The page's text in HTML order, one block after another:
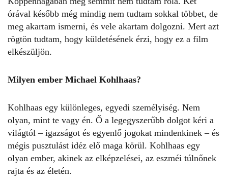
órával később még mindig nem tudtam sokkal többet, de
meg akartam ismerni, és vele akartam dolgozni. Mert azt
rögtön tudtam, hogy küldetésének érzi, hogy ez a film
elkészüljön.
Milyen ember Michael Kohlhaas?
Kohlhaas egy különleges, egyedi személyiség. Nem
olyan, mint te vagy én. Ő a legegyszerűbb dolgot kéri a
világtól – igazságot és egyenlő jogokat mindenkinek – és
mégis pusztulást idéz elő maga körül. Kohlhaas egy
olyan ember, akinek az elképzelései, az eszméi túlnőnek
rajta és az életén.